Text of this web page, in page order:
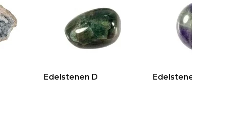
Edelstenen D Edelstenen E + F